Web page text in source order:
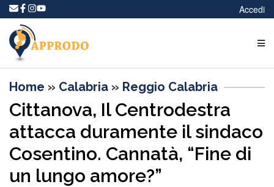
Accedi
Home » Calabria » Reggio Calabria
Cittanova, Il Centrodestra
attacca duramente il sindaco
Cosentino. Cannatà, “Fine di
un lungo amore?”